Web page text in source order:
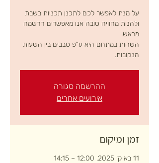
על מנת לאפשר לכם לתכנן תכניות בשבת
ולהנות מחוויה טובה אנו מאפשרים הרשמה
השהות במתחם היא ע"פ סבבים בין השעות
הנקובות.
ההרשמה סגורה
אירועים אחרים
זמן ומיקום
11 באוק׳ 2025, 12:00 – 14:15